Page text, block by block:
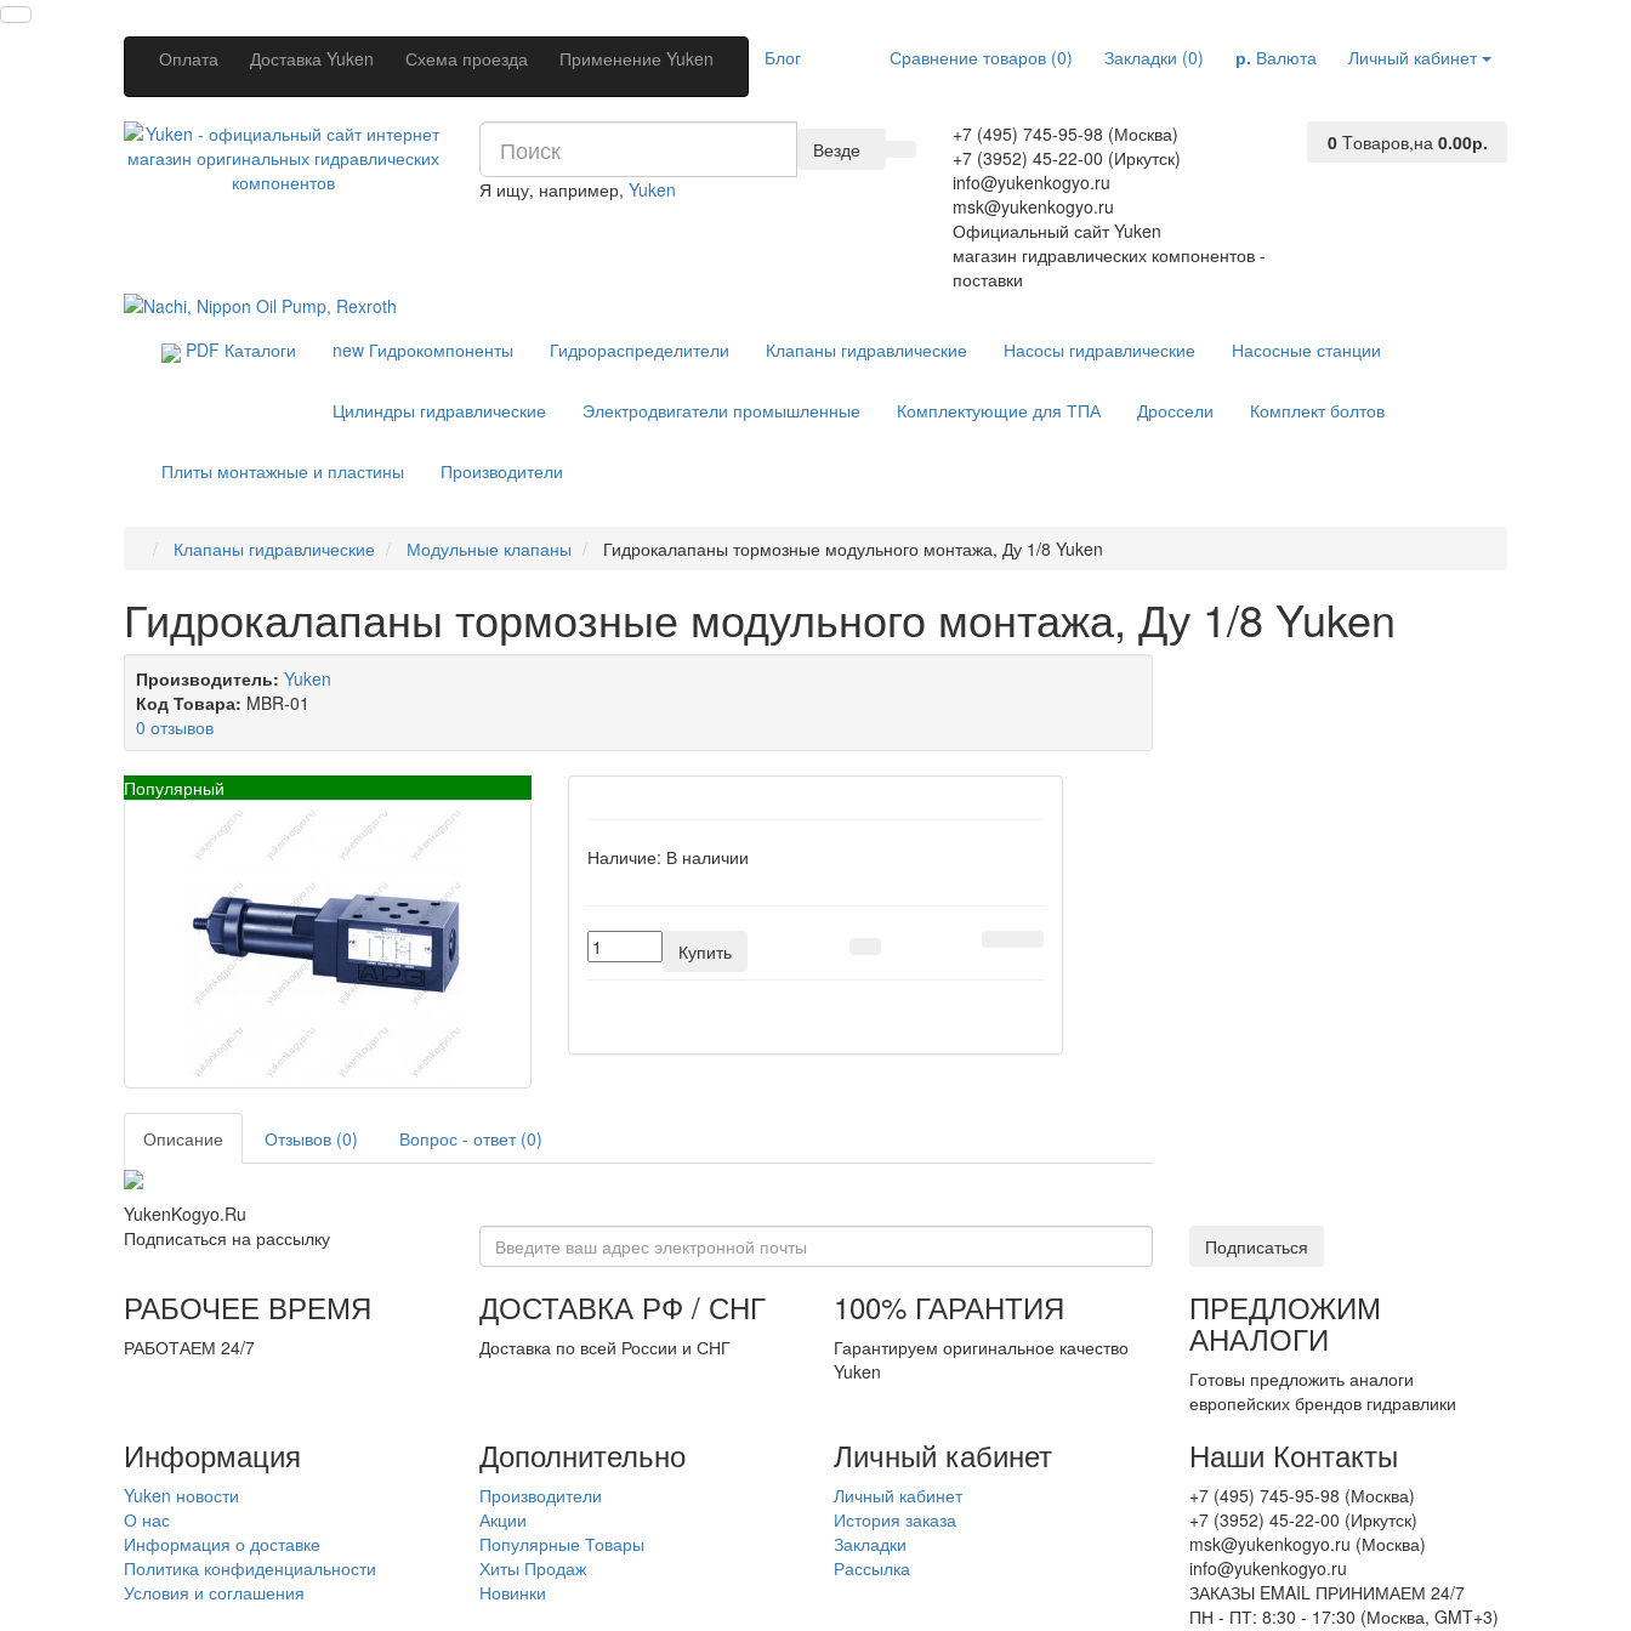
Оплата Доставка Yuken Схема проезда Применение Yuken Блог Личный кабинет
р. Валюта
Закладки (0)
Сравнение товаров (0)
+7 (495) 745-95-98 (Москва)
+7 (3952) 45-22-00 (Иркутск)
info@yukenkogyo.ru
msk@yukenkogyo.ru
Официальный сайт Yuken
магазин гидравлических компонентов -
поставки
0 Tоваров,на 0.00р.
Везде
Я ищу, например, Yuken
PDF Каталоги new Гидрокомпоненты Гидрораспределители Клапаны гидравлические Насосы гидравлические Насосные станции
Цилиндры гидравлические Электродвигатели промышленные Комплектующие для ТПА Дроссели Комплект болтов
Плиты монтажные и пластины Производители
Клапаны гидравлические Модульные клапаны Гидрокалапаны тормозные модульного монтажа, Ду 1/8 Yuken
Гидрокалапаны тормозные модульного монтажа, Ду 1/8 Yuken
Производитель: Yuken
Код Товара: MBR-01
0 отзывов
Популярный
Наличие: В наличии
Купить
Описание Отзывов (0) Вопрос - ответ (0)
YukenKogyo.Ru
Подписаться на рассылку
Подписаться
РАБОЧЕЕ ВРЕМЯ
РАБОТАЕМ 24/7
ДОСТАВКА РФ / СНГ
Доставка по всей России и СНГ
100% ГАРАНТИЯ
Гарантируем оригинальное качество
Yuken
ПРЕДЛОЖИМ
АНАЛОГИ
Готовы предложить аналоги
европейских брендов гидравлики
Информация
Yuken новости
О нас
Информация о доставке
Политика конфиденциальности
Условия и соглашения
Дополнительно
Производители
Акции
Популярные Товары
Хиты Продаж
Новинки
Личный кабинет
Личный кабинет
История заказа
Закладки
Рассылка
Наши Контакты
+7 (495) 745-95-98 (Москва)
+7 (3952) 45-22-00 (Иркутск)
msk@yukenkogyo.ru (Москва)
info@yukenkogyo.ru
ЗАКАЗЫ EMAIL ПРИНИМАЕМ 24/7
ПН - ПТ: 8:30 - 17:30 (Москва, GMT+3)